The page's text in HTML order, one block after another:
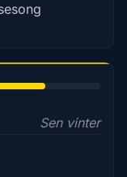
Sen vinter